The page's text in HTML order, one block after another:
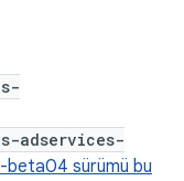
adservices-
beta04 sürümü bu